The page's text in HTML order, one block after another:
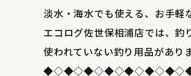
淡水・海水でも使える、お手軽
エコログ佐世保相浦店では、釣
使われていない釣り用品があり